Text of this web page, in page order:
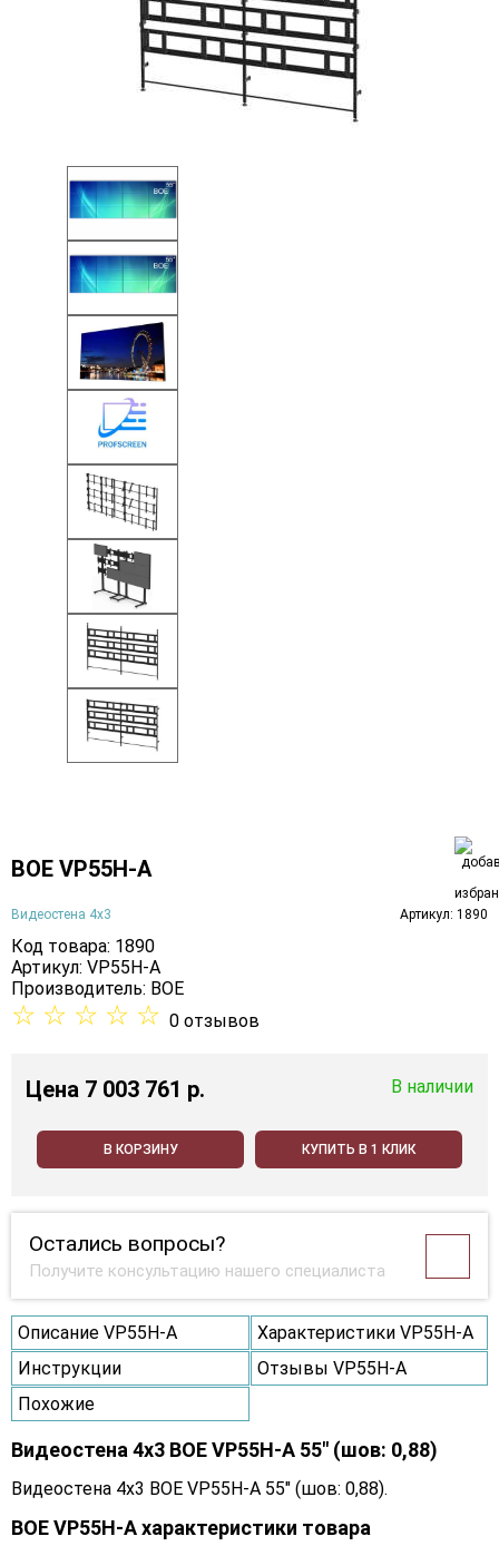
BOE VP55H-A
Видеостена 4х3 Артикул: 1890
Код товара: 1890
Артикул: VP55H-A
Производитель: BOE
☆ ☆ ☆ ☆ ☆ 0 отзывов
Цена 7 003 761 p. В наличии
В КОРЗИНУ КУПИТЬ В 1 КЛИК
Остались вопросы?
Получите консультацию нашего специалиста
Описание VP55H-A
Характеристики VP55H-A
Инструкции
Отзывы VP55H-A
Похожие
Видеостена 4x3 BOE VP55H-A 55" (шов: 0,88)
Видеостена 4x3 BOE VP55H-A 55" (шов: 0,88).
BOE VP55H-A характеристики товара